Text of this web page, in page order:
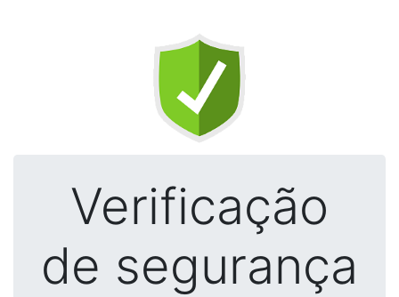
Verificação
de segurança